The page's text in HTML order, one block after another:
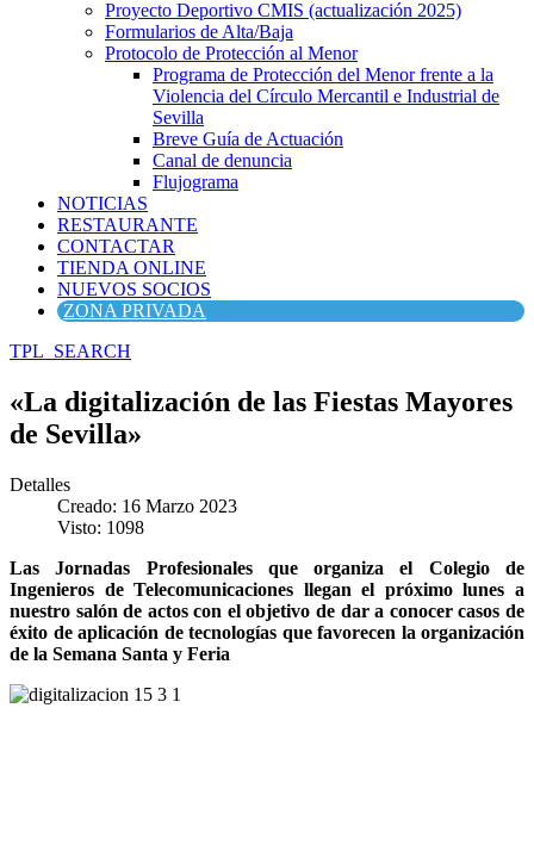
Proyecto Deportivo CMIS (actualización 2025)
Formularios de Alta/Baja
Protocolo de Protección al Menor
Programa de Protección del Menor frente a la
Violencia del Círculo Mercantil e Industrial de
Sevilla
Breve Guía de Actuación
Canal de denuncia
Flujograma
NOTICIAS
RESTAURANTE
CONTACTAR
TIENDA ONLINE
NUEVOS SOCIOS
ZONA PRIVADA
TPL_SEARCH
«La digitalización de las Fiestas Mayores
de Sevilla»
Detalles
Creado: 16 Marzo 2023
Visto: 1098
Las Jornadas Profesionales que organiza el Colegio de
Ingenieros de Telecomunicaciones llegan el próximo lunes a
nuestro salón de actos con el objetivo de dar a conocer casos de
éxito de aplicación de tecnologías que favorecen la organización
de la Semana Santa y Feria